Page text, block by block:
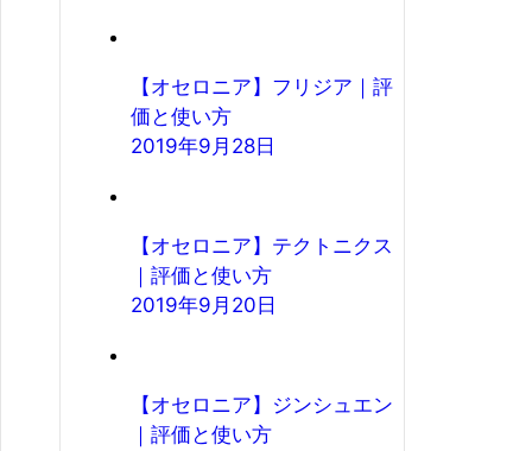
【オセロニア】フリジア｜評
価と使い方
2019年9月28日
【オセロニア】テクトニクス
｜評価と使い方
2019年9月20日
【オセロニア】ジンシュエン
｜評価と使い方